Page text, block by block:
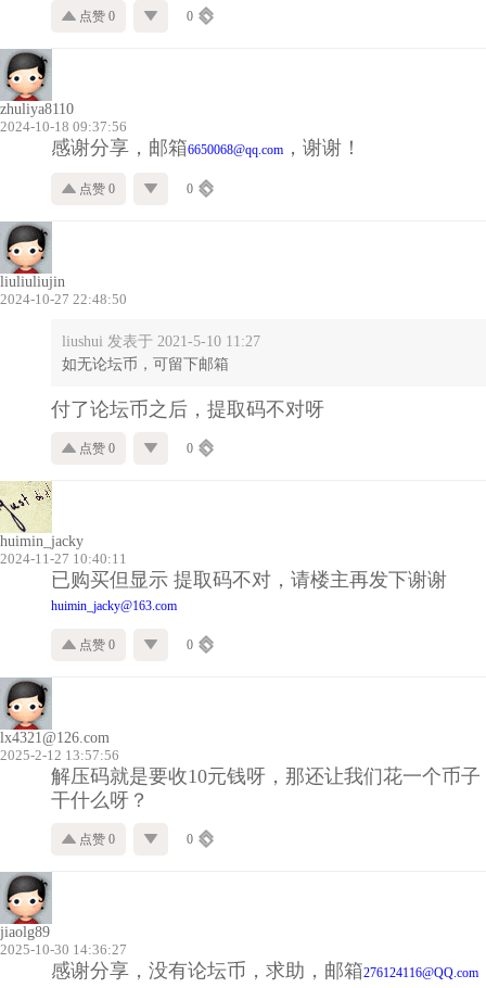
点赞 0 0
zhuliya8110
2024-10-18 09:37:56
感谢分享，邮箱6650068@qq.com ，谢谢！
点赞 0 0
liuliuliujin
2024-10-27 22:48:50
liushui 发表于 2021-5-10 11:27
如无论坛币，可留下邮箱
付了论坛币之后，提取码不对呀
点赞 0 0
huimin_jacky
2024-11-27 10:40:11
已购买但显示 提取码不对，请楼主再发下谢谢
huimin_jacky@163.com
点赞 0 0
lx4321@126.com
2025-2-12 13:57:56
解压码就是要收10元钱呀，那还让我们花一个币子
干什么呀？
点赞 0 0
jiaolg89
2025-10-30 14:36:27
感谢分享，没有论坛币，求助，邮箱276124116@QQ.com